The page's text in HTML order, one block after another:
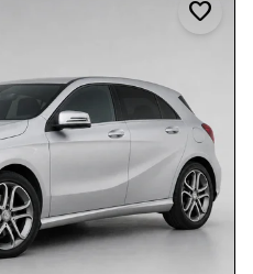
favorite